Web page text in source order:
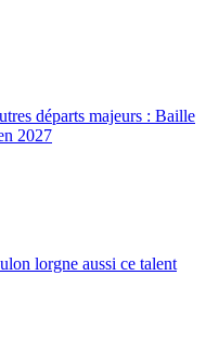
départs majeurs : Baille
2027
lorgne aussi ce talent